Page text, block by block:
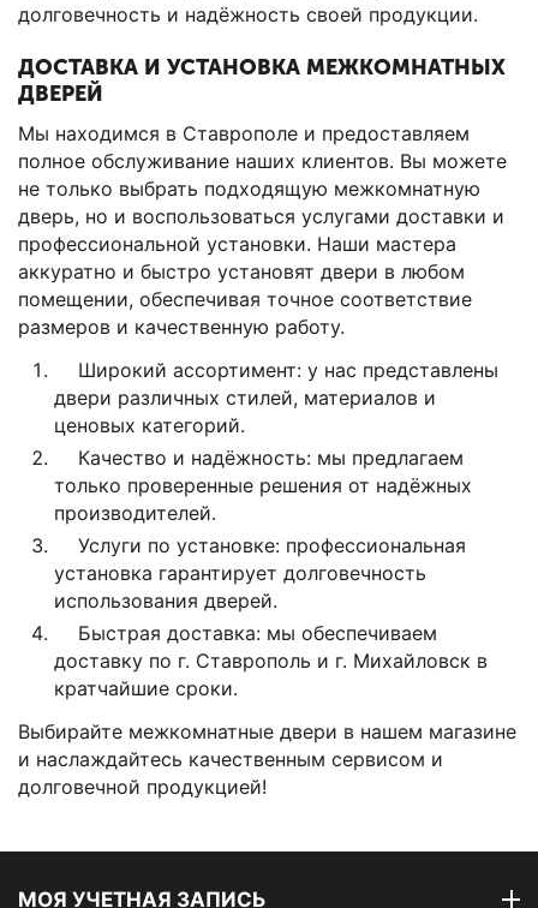
долговечность и надёжность своей продукции.
ДОСТАВКА И УСТАНОВКА МЕЖКОМНАТНЫХ
ДВЕРЕЙ
Мы находимся в Ставрополе и предоставляем
полное обслуживание наших клиентов. Вы можете
не только выбрать подходящую межкомнатную
дверь, но и воспользоваться услугами доставки и
профессиональной установки. Наши мастера
аккуратно и быстро установят двери в любом
помещении, обеспечивая точное соответствие
размеров и качественную работу.
Широкий ассортимент: у нас представлены
двери различных стилей, материалов и
ценовых категорий.
Качество и надёжность: мы предлагаем
только проверенные решения от надёжных
производителей.
Услуги по установке: профессиональная
установка гарантирует долговечность
использования дверей.
Быстрая доставка: мы обеспечиваем
доставку по г. Ставрополь и г. Михайловск в
кратчайшие сроки.
Выбирайте межкомнатные двери в нашем магазине
и наслаждайтесь качественным сервисом и
долговечной продукцией!
МОЯ УЧЕТНАЯ ЗАПИСЬ